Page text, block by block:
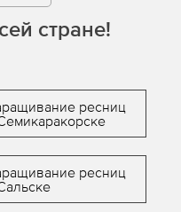
стране!
ресниц
ресниц